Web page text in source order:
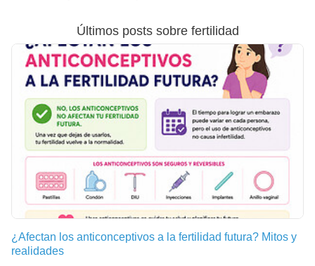
Últimos posts sobre fertilidad
¿Afectan los anticonceptivos a la fertilidad futura? Mitos y
realidades